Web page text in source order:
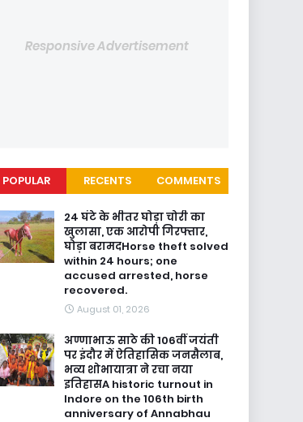
Responsive Advertisement
POPULAR RECENTS COMMENTS
24 घंटे के भीतर घोड़ा चोरी का
खुलासा, एक आरोपी गिरफ्तार,
घोड़ा बरामदHorse theft solved
within 24 hours; one
accused arrested, horse
recovered.
August 01, 2026
अण्णाभाऊ साठे की 106वीं जयंती
पर इंदौर में ऐतिहासिक जनसैलाब,
भव्य शोभायात्रा ने रचा नया
इतिहासA historic turnout in
Indore on the 106th birth
anniversary of Annabhau